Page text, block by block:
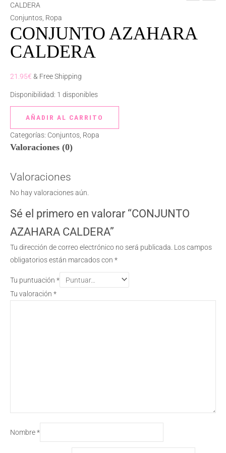
CALDERA
Conjuntos, Ropa
CONJUNTO AZAHARA
CALDERA
21.95€ & Free Shipping
Disponibilidad: 1 disponibles
AZAHARA
CALDERA
cantidad
AÑADIR AL CARRITO
Categorías: Conjuntos, Ropa
Valoraciones (0)
Valoraciones
No hay valoraciones aún.
Sé el primero en valorar “CONJUNTO
AZAHARA CALDERA”
Tu dirección de correo electrónico no será publicada. Los campos
obligatorios están marcados con *
Tu puntuación *
Tu valoración *
Nombre*